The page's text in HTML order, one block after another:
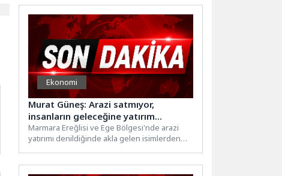
Ekonomi
Murat Güneş: Arazi satmıyor,
insanların geleceğine yatırım
yapıyoruz
Marmara Ereğlisi ve Ege Bölgesi'nde arazi
yatırımı denildiğinde akla gelen isimlerden